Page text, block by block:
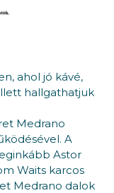
ahol jó kávé,
hallgathatjuk
Medrano
A
Astor
Waits karcos
Medrano dalok